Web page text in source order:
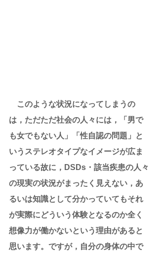
このような状況になってしまうの
は，ただただ社会の人々には，「男で
も女でもない人」「性自認の問題」と
いうステレオタイプなイメージが広ま
っている故に，DSDs・該当疾患の人々
の現実の状況がまったく見えない，あ
るいは知識として分かっていてもそれ
が実際にどういう体験となるのか全く
想像力が働かないという理由があると
思います。ですが，自分の身体の中で